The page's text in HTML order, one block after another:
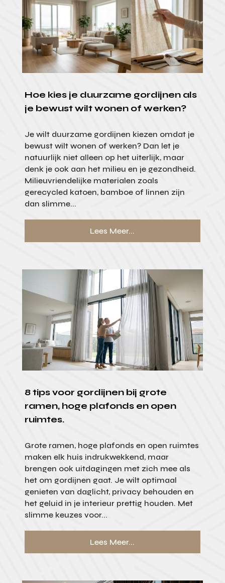
Hoe kies je duurzame gordijnen als
je bewust wilt wonen of werken?
Je wilt duurzame gordijnen kiezen omdat je
bewust wilt wonen of werken? Dan let je
natuurlijk niet alleen op het uiterlijk, maar
denk je ook aan het milieu en je gezondheid.
Milieuvriendelijke materialen zoals
gerecycled katoen, bamboe of linnen zijn
dan slimme...
Lees Meer...
8 tips voor gordijnen bij grote
ramen, hoge plafonds en open
ruimtes.
Grote ramen, hoge plafonds en open ruimtes
maken elk huis indrukwekkend, maar
brengen ook uitdagingen met zich mee als
het om gordijnen gaat. Je wilt optimaal
genieten van daglicht, privacy behouden en
het geluid in je interieur prettig houden. Met
slimme keuzes voor...
Lees Meer...